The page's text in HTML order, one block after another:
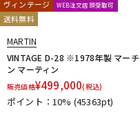
ヴィンテージ WEB注文店頭受取可
送料無料
MARTIN
VINTAGE D-28 ※1978年製 マーチ
ン マーティン
販売価格¥499,000(税込)
ポイント：10% (45363pt)